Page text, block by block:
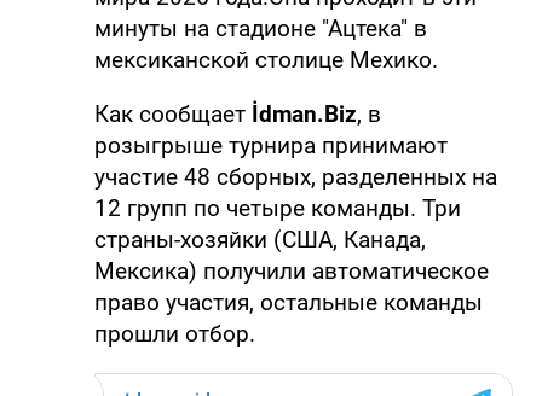
минуты на стадионе "Ацтека" в
мексиканской столице Мехико.
Как сообщает İdman.Biz, в
розыгрыше турнира принимают
участие 48 сборных, разделенных на
12 групп по четыре команды. Три
страны-хозяйки (США, Канада,
Мексика) получили автоматическое
право участия, остальные команды
прошли отбор.